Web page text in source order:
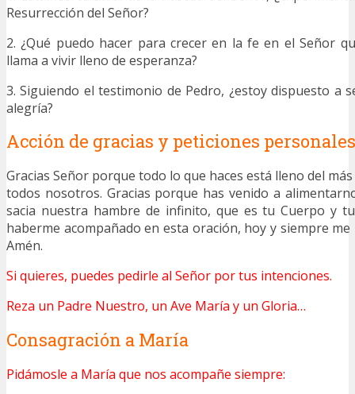
Resurrección del Señor?
2. ¿Qué puedo hacer para crecer en la fe en el Señor
llama a vivir lleno de esperanza?
3. Siguiendo el testimonio de Pedro, ¿estoy dispuesto a
alegría?
Acción de gracias y peticiones personales
Gracias Señor porque todo lo que haces está lleno del
todos nosotros. Gracias porque has venido a
sacia nuestra hambre de infinito, que es tu Cuerpo y
haberme acompañado en esta oración, hoy y siempre
Amén.
Si quieres, puedes pedirle al Señor por tus intenciones.
Reza un Padre Nuestro, un Ave María y un Gloria…
Consagración a María
Pidámosle a María que nos acompañe siempre: